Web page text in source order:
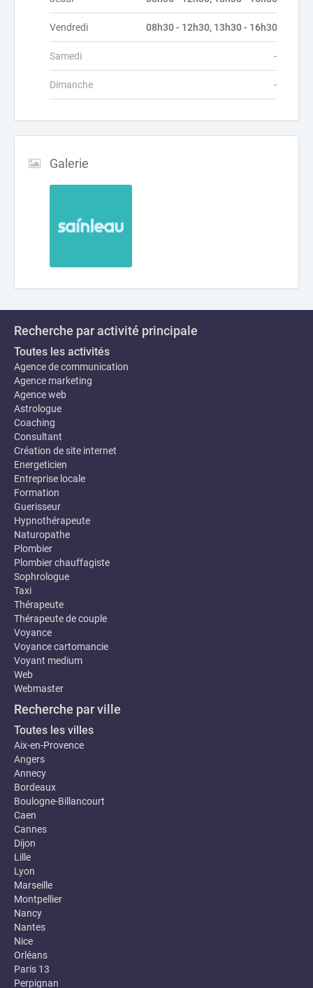
Vendredi 08h30 - 12h30, 13h30 - 16h30
Samedi -
Dimanche -
Galerie
Recherche par activité principale
Toutes les activités
Agence de communication
Agence marketing
Agence web
Astrologue
Coaching
Consultant
Création de site internet
Energeticien
Entreprise locale
Formation
Guerisseur
Hypnothérapeute
Naturopathe
Plombier
Plombier chauffagiste
Sophrologue
Taxi
Thérapeute
Thérapeute de couple
Voyance
Voyance cartomancie
Voyant medium
Web
Webmaster
Recherche par ville
Toutes les villes
Aix-en-Provence
Angers
Annecy
Bordeaux
Boulogne-Billancourt
Caen
Cannes
Dijon
Lille
Lyon
Marseille
Montpellier
Nancy
Nantes
Nice
Orléans
Paris 13
Perpignan